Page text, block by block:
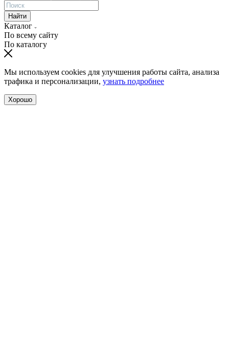
Найти
Каталог
По всему сайту
По каталогу
Мы используем cookies для улучшения работы сайта, анализа
трафика и персонализации, узнать подробнее
Хорошо